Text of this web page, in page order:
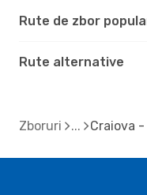
Rute de zbor
Rute alternative
Zboruri Craiova -